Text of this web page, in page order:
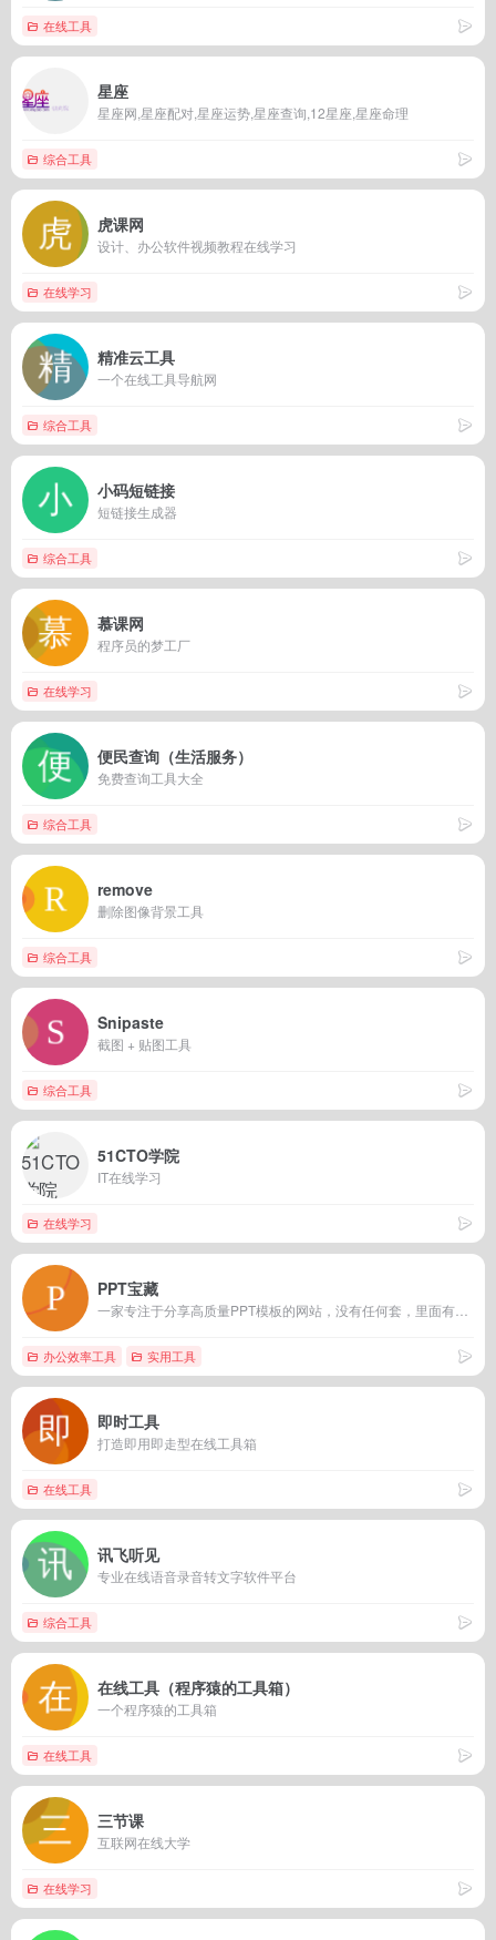
在线工具
星座
星座网,星座配对,星座运势,星座查询,12星座,星座命理
综合工具
虎课网
设计、办公软件视频教程在线学习
在线学习
精准云工具
一个在线工具导航网
综合工具
小码短链接
短链接生成器
综合工具
慕课网
程序员的梦工厂
在线学习
便民查询（生活服务）
免费查询工具大全
综合工具
remove
删除图像背景工具
综合工具
Snipaste
截图 + 贴图工具
综合工具
51CTO学院
IT在线学习
在线学习
PPT宝藏
办公效率工具 实用工具
即时工具
打造即用即走型在线工具箱
在线工具
讯飞听见
专业在线语音录音转文字软件平台
综合工具
在线工具（程序猿的工具箱）
一个程序猿的工具箱
在线工具
三节课
互联网在线大学
在线学习